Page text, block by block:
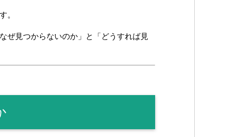
。
ぜ見つからないのか」と「どうすれば見